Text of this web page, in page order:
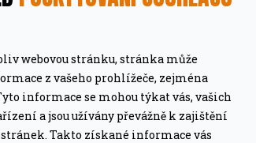
webovou stránku, stránka může
z vašeho prohlížeče, zejména
informace se mohou týkat vás, vašich
a jsou užívány převážně k zajištění
Takto získané informace vás
°C
550 °C, což umožňuje
a jeden na měření teploty